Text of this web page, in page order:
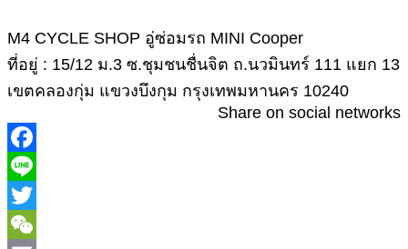
M4 CYCLE SHOP อู่ซ่อมรถ MINI Cooper
ที่อยู่ : 15/12 ม.3 ซ.ชุมชนชื่นจิต ถ.นวมินทร์ 111 แยก 13
เขตคลองกุ่ม แขวงบึงกุม กรุงเทพมหานคร 10240
Share on social networks